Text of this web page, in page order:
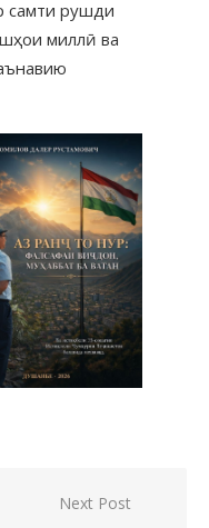
самти рушди
миллӣ ва
Next Post